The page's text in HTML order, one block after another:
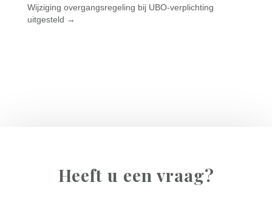
Wijziging overgangsregeling bij UBO-verplichting
uitgesteld →
Heeft u een vraag?